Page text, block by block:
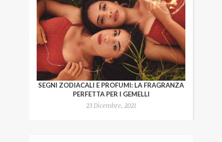
SEGNI ZODIACALI E PROFUMI: LA FRAGRANZA
PERFETTA PER I GEMELLI
23 Dicembre, 2021